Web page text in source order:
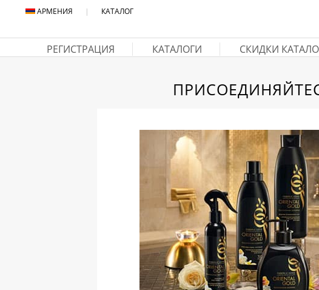
АРМЕНИЯ | КАТАЛОГ
РЕГИСТРАЦИЯ КАТАЛОГИ СКИДКИ